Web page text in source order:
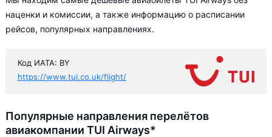
наценки и комиссии, а также информацию о расписании
рейсов, популярных направлениях.
Код ИАТА: BY
https://www.tui.co.uk/flight/
Популярные направления перелётов
авиакомпании TUI Airways*